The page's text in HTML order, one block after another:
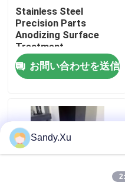
品質管理
私達に連絡しなさい
ニュース
場合
Stainless Steel
Precision Parts
Anodizing Surface
Treatment
Customizable Material
7-10 Days Lead Time
お問い合わせを送信
Sandy.Xu